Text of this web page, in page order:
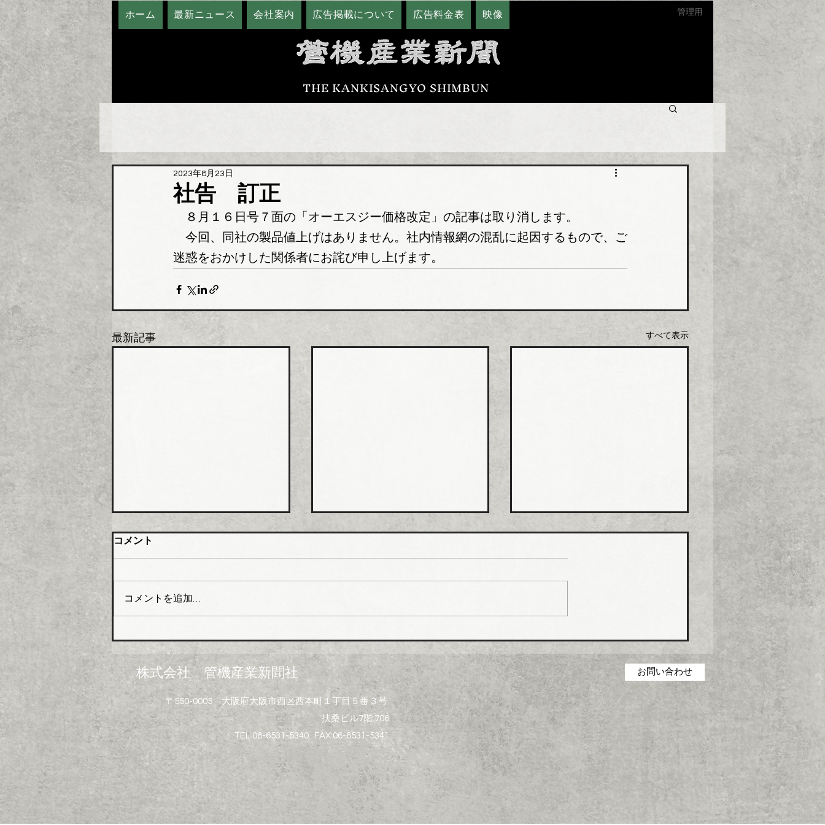
ホーム 最新ニュース 会社案内 広告掲載について 広告料金表 映像
THE KANKISANGYO SHIMBUN
管理用
社告 訂正
2023年8月23日
８月１６日号７面の「オーエスジー価格改定」の記事は取り消します。
今回、同社の製品値上げはありません。社内情報網の混乱に起因するもので、ご
迷惑をおかけした関係者にお詫び申し上げます。
最新記事 すべて表示
大阪管材組合 石油由来製品
の対策要望書を近畿経済産業
局へ
組合員企業１０４社を対象に
「中東情勢の変化に伴う供給不
し、集計結果を取りまとめた。
米国・イスラエルのイランへ
の軍事攻撃は中東情勢の悪化を
招き、日本経済に深刻なダメー
ジを与えている。原油・ナフサ
を原料とする配管資材や建設資
材で急激な価格高騰と供給不安
といった影響が広がっている。
塩ビ製品、断熱材、塗料、シン
ナー溶剤
ヒトミを完全子会社化、ヒト
ミ新社長に七條智氏就任
ホーコス グリース阻集器・
値上げ
一部製品について価格改定（値
製造の合理化・コストダウン・
経費低減に取り組んできたが、
昨今の原材料・エネルギーコス
トの高騰を吸収することができ
ず、一部製品の価格改定（値上
げ）に踏み切った。 対象とな
る製品は、グリース阻集器、排
水桝、オイル阻集器、その他阻
集器類、空調機用ドレントラッ
プ、設
コメント
コメントを追加…
株式会社 管機産業新聞社 お問い合わせ
〒550-0005 大阪府大阪市西区西本町１丁目５番３号
扶桑ビル7階 706
TEL 06-6531-5340 FAX 06-6531-5341